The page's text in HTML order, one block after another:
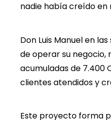
nadie había creído en
Don Luis Manuel en
de operar su
acumuladas de 7.400
clientes atendidos y
Este proyecto forma